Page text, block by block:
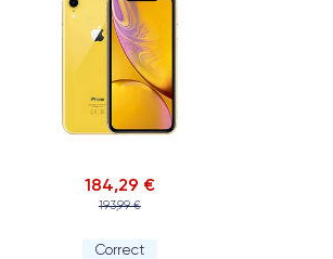
184,29 €
193,99 €
Correct